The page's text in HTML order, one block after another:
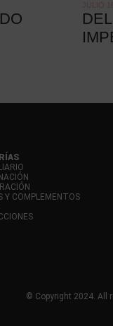
JULIO
Y COMPLEMENTOS
© Copyright 2024. All